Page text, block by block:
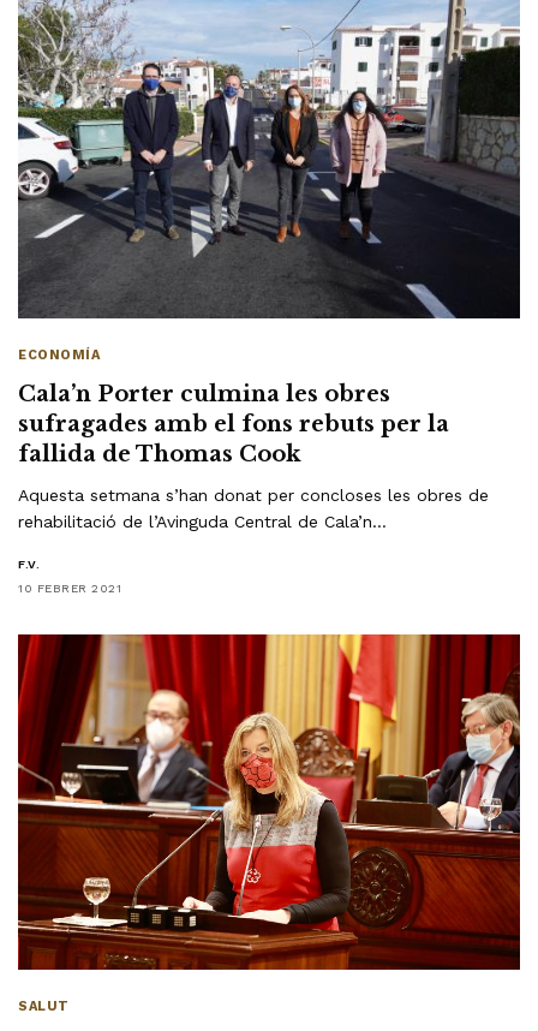
ECONOMÍA
Cala’n Porter culmina les obres
sufragades amb el fons rebuts per la
fallida de Thomas Cook
Aquesta setmana s’han donat per concloses les obres de
rehabilitació de l’Avinguda Central de Cala’n…
F.V.
10 FEBRER 2021
SALUT